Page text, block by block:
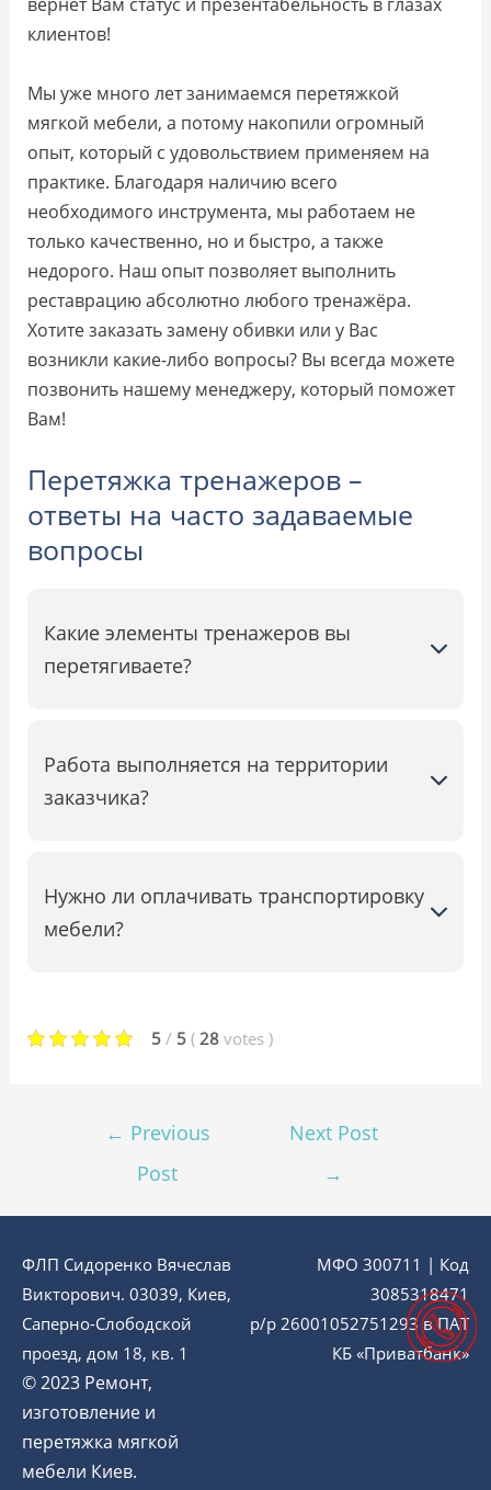
клиентов!
Мы уже много лет занимаемся перетяжкой
мягкой мебели, а потому накопили огромный
опыт, который с удовольствием применяем на
практике. Благодаря наличию всего
необходимого инструмента, мы работаем не
только качественно, но и быстро, а также
недорого. Наш опыт позволяет выполнить
реставрацию абсолютно любого тренажёра.
Хотите заказать замену обивки или у Вас
возникли какие-либо вопросы? Вы всегда можете
позвонить нашему менеджеру, который поможет
Вам!
Перетяжка тренажеров –
ответы на часто задаваемые
вопросы
Какие элементы тренажеров вы
перетягиваете?
Работа выполняется на территории
заказчика?
Нужно ли оплачивать транспортировку
мебели?
5 / 5 ( 28 votes )
← Previous
Post
Next Post
→
ФЛП Сидоренко Вячеслав
Викторович. 03039, Киев,
Саперно-Слободской
проезд, дом 18, кв. 1
© 2023 Ремонт,
изготовление и
перетяжка мягкой
мебели Киев.
МФО 300711 | Код
3085318471
р/р 26001052751293 в ПАТ
КБ «Приватбанк»